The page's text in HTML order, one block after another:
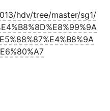
hdv/tree/master/sg1/